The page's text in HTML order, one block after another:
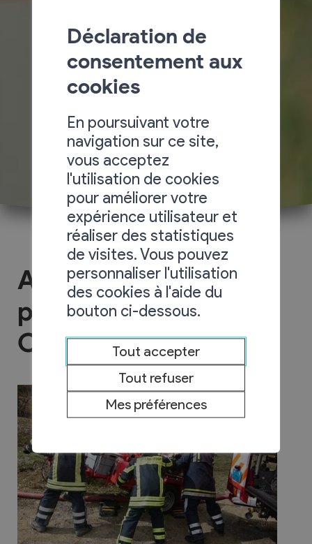
Amicale des sapeurs
pompiers de
Chamoson
Déclaration de
consentement aux
cookies
En poursuivant votre
navigation sur ce site,
vous acceptez
l'utilisation de cookies
pour améliorer votre
expérience utilisateur et
réaliser des statistiques
de visites. Vous pouvez
personnaliser l'utilisation
des cookies à l'aide du
bouton ci-dessous.
Tout accepter
Tout refuser
Mes préférences